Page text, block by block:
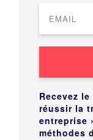
Recevez
réussir la
entreprise
méthodes